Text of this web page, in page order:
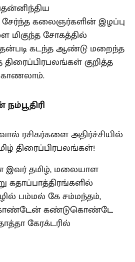
கலைஞர்களின் இழப்பு
மிகுந்த சோகத்தில்
கடந்த ஆண்டு மறைந்த
திரைப்பிரபலங்கள் குறித்த
இவர் தமிழ், மலையாள
கதாப்பாத்திரங்களில்
பம்மல் கே சம்மந்தம்,
கண்டுகொண்டே
கேரக்டரில்